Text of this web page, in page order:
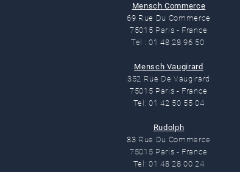
Mensch Commerce
69 Rue Du Commerce
75015 Paris - France
Tel : 01 48 28 96 50
Mensch Vaugirard
352 Rue De Vaugirard
75015 Paris - France
Tel: 01 42 50 55 04
Rudolph
83 Rue Du Commerce
75015 Paris - France
Tel: 01 48 28 00 24